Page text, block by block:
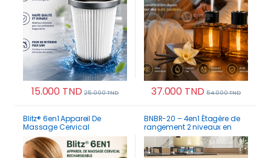
15.000 TND 25.000TND 37.000 TND 54.000TND
Blitz® 6en1 Appareil De
Massage Cervical
Rechargeable Contre Les
Douleurs Au Cou Et Aux
épaules
BNBR-20 – 4en1 Étagère de
rangement 2 niveaux en
INOX rangement cuisine
salle de bain et garde-
manger